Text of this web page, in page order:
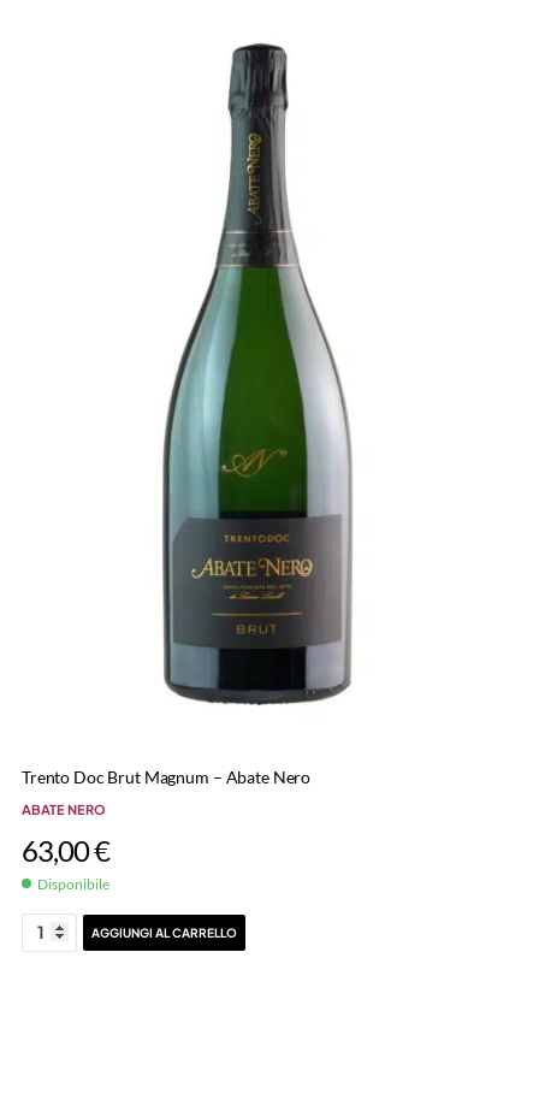
Trento Doc Brut Magnum – Abate Nero
ABATE NERO
63,00€
Disponibile
AGGIUNGI AL CARRELLO